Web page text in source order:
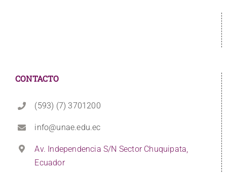
CONTACTO
(593) (7) 3701200
info@unae.edu.ec
Av. Independencia S/N Sector Chuquipata,
Ecuador